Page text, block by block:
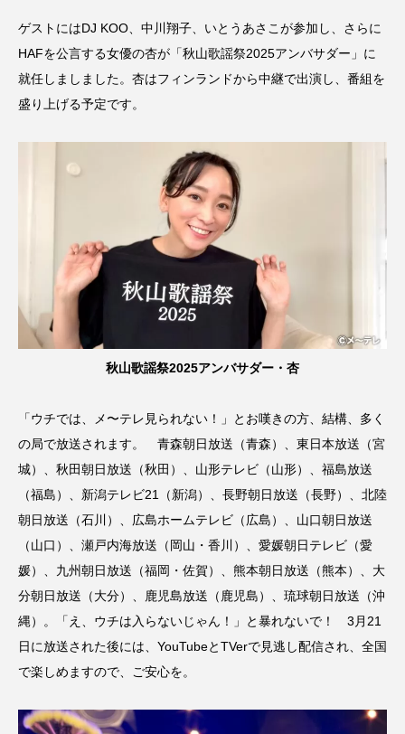
ゲストにはDJ KOO、中川翔子、いとうあさこが参加し、さらに
HAFを公言する女優の杏が「秋山歌謡祭2025アンバサダー」に
就任しましました。杏はフィンランドから中継で出演し、番組を
盛り上げる予定です。
秋山歌謡祭2025アンバサダー・杏
「ウチでは、メ〜テレ見られない！」とお嘆きの方、結構、多く
の局で放送されます。 青森朝日放送（青森）、東日本放送（宮
城）、秋田朝日放送（秋田）、山形テレビ（山形）、福島放送
（福島）、新潟テレビ21（新潟）、長野朝日放送（長野）、北陸
朝日放送（石川）、広島ホームテレビ（広島）、山口朝日放送
（山口）、瀬戸内海放送（岡山・香川）、愛媛朝日テレビ（愛
媛）、九州朝日放送（福岡・佐賀）、熊本朝日放送（熊本）、大
分朝日放送（大分）、鹿児島放送（鹿児島）、琉球朝日放送（沖
縄）。「え、ウチは入らないじゃん！」と暴れないで！ 3月21
日に放送された後には、YouTubeとTVerで見逃し配信され、全国
で楽しめますので、ご安心を。